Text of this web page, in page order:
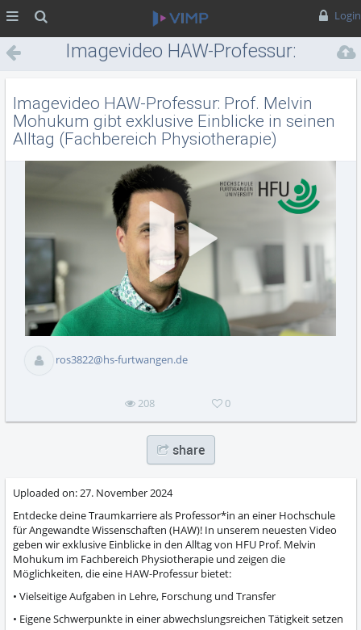
Login
Imagevideo HAW-Professur:
Prof. Melvin Mohukum gibt
exklusive Einblicke in seinen
Alltag (Fachbereich
Physiotherapie)
Imagevideo HAW-Professur: Prof. Melvin
Mohukum gibt exklusive Einblicke in seinen
Alltag (Fachbereich Physiotherapie)
ros3822@hs-furtwangen.de
208 0
share
Uploaded on:27. November 2024
Entdecke deine Traumkarriere als Professor*in an einer Hochschule
für Angewandte Wissenschaften (HAW)! In unserem neuesten Video
geben wir exklusive Einblicke in den Alltag von HFU Prof. Melvin
Mohukum im Fachbereich Physiotherapie und zeigen die
Möglichkeiten, die eine HAW-Professur bietet:
• Vielseitige Aufgaben in Lehre, Forschung und Transfer
• Eigene Schwerpunkte in einer abwechslungsreichen Tätigkeit setzen